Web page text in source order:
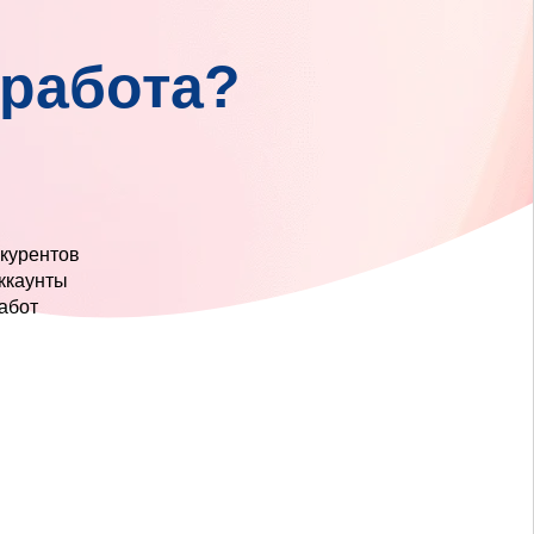
фирменному стилю
аккаунты
функционал по максимуму